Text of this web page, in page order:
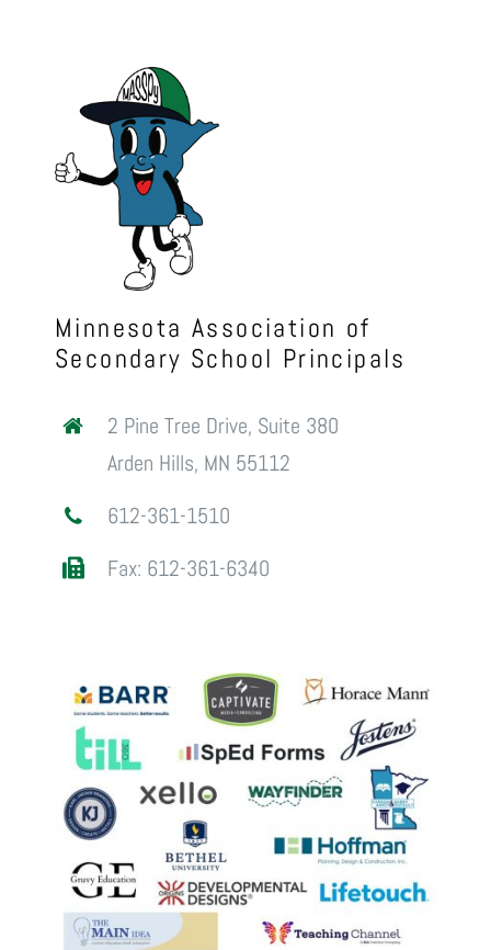
Minnesota Association of
Secondary School Principals
2 Pine Tree Drive, Suite 380
Arden Hills, MN 55112
612-361-1510
Fax: 612-361-6340